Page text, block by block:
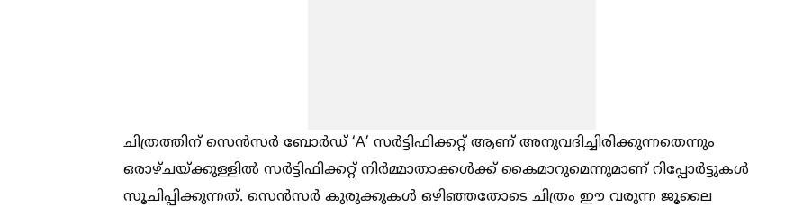
ചിത്രത്തിന് സെൻസർ ബോർഡ് ‘A’ സർട്ടിഫിക്കറ്റ് ആണ് അനുവദിച്ചിരിക്കുന്നതെന്നും
ഒരാഴ്ചയ്ക്കുള്ളില്‍ സർട്ടിഫിക്കറ്റ് നിർമ്മാതാക്കള്‍ക്ക് കൈമാറുമെന്നുമാണ് റിപ്പോർട്ടുകള്‍
സൂചിപ്പിക്കുന്നത്. സെൻസർ കുരുക്കുകള്‍ ഒഴിഞ്ഞതോടെ ചിത്രം ഈ വരുന്ന ജൂലൈ